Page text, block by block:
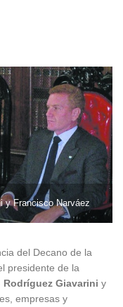
y Francisco Narváez
del Decano de la
el presidente de la
Rodríguez Giavarini y
empresas y